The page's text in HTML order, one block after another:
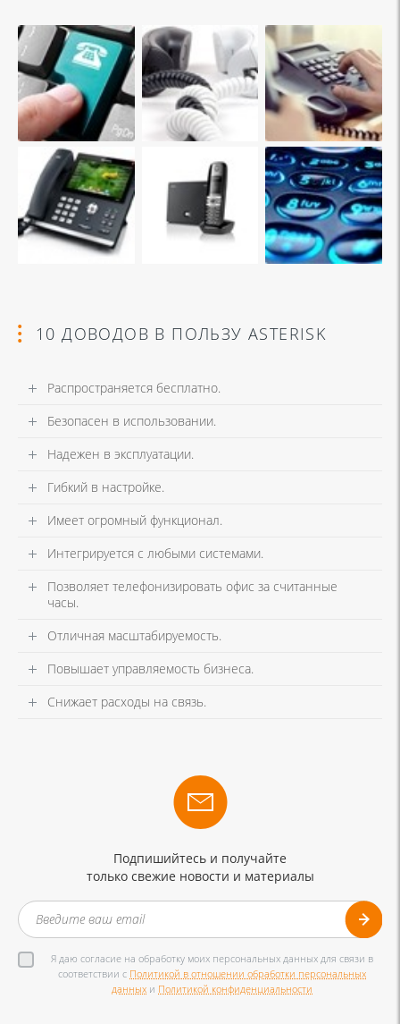
10 ДОВОДОВ В ПОЛЬЗУ ASTERISK
Распространяется бесплатно.
Безопасен в использовании.
Надежен в эксплуатации.
Гибкий в настройке.
Имеет огромный функционал.
Интегрируется с любыми системами.
Позволяет телефонизировать офис за считанные
часы.
Отличная масштабируемость.
Повышает управляемость бизнеса.
Снижает расходы на связь.
Подпишийтесь и получайте
только свежие новости и материалы
Я даю согласие на обработку моих персональных данных для связи в
соответствии с Политикой в отношении обработки персональных
данных и Политикой конфиденциальности